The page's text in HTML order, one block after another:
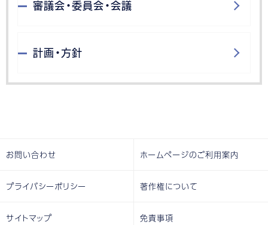
審議会・委員会・会議
計画・方針
お問い合わせ ホームページのご利用案内
プライバシーポリシー 著作権について
サイトマップ 免責事項